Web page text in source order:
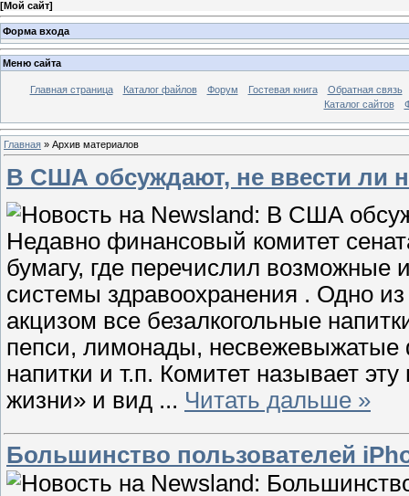
[Мой сайт]
Форма входа
Меню сайта
Главная страница Каталог файлов Форум Гостевая книга
Обратная связь
Каталог сайтов
Главная » Архив материалов
В США обсуждают, не ввести ли
Недавно финансовый комитет
бумагу, где перечислил
системы здравоохранения . Одно
акцизом все безалкогольные
пепси, лимонады,
напитки и т.п. Комитет называет
жизни» и вид ... Читать дальше »
Большинство пользователей